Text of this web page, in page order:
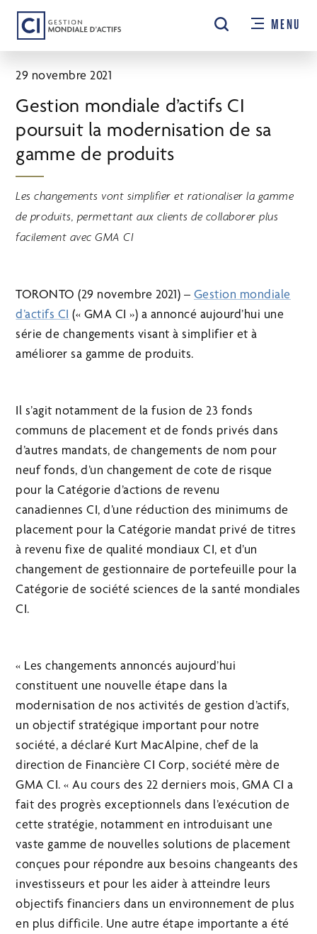
Passer
contenu
principal
MENU
29 novembre 2021
Gestion mondiale d’actifs CI
poursuit la modernisation de sa
gamme de produits
Les changements vont simplifier et rationaliser la gamme
de produits, permettant aux clients de collaborer plus
facilement avec GMA CI
TORONTO (29 novembre 2021) – Gestion mondiale
d’actifs CI (« GMA CI ») a annoncé aujourd’hui une
série de changements visant à simplifier et à
améliorer sa gamme de produits.
Il s’agit notamment de la fusion de 23 fonds
communs de placement et de fonds privés dans
d’autres mandats, de changements de nom pour
neuf fonds, d’un changement de cote de risque
pour la Catégorie d’actions de revenu
canadiennes CI, d’une réduction des minimums de
placement pour la Catégorie mandat privé de titres
à revenu fixe de qualité mondiaux CI, et d’un
changement de gestionnaire de portefeuille pour la
Catégorie de société sciences de la santé mondiales
CI.
« Les changements annoncés aujourd’hui
constituent une nouvelle étape dans la
modernisation de nos activités de gestion d’actifs,
un objectif stratégique important pour notre
société, a déclaré Kurt MacAlpine, chef de la
direction de Financière CI Corp, société mère de
GMA CI. « Au cours des 22 derniers mois, GMA CI a
fait des progrès exceptionnels dans l’exécution de
cette stratégie, notamment en introduisant une
vaste gamme de nouvelles solutions de placement
conçues pour répondre aux besoins changeants des
investisseurs et pour les aider à atteindre leurs
objectifs financiers dans un environnement de plus
en plus difficile. Une autre étape importante a été